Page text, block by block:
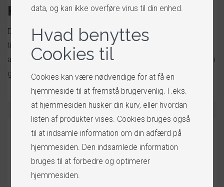
Hjemmeside med shop
Din hjemmeside får indbygget en shop med dine produkter
til salg. Hvert produkt, du opretter, til salg på siden er med til
at give siden liv, flere sider indekseret på Google, og øger din
generelle synlighed i lokalområdet.
Dine
produkter
data, og kan ikke overføre virus til din enhed.
Hvad benyttes
Cookies til
Cookies kan være nødvendige for at få en
hjemmeside til at fremstå brugervenlig. F.eks.
at hjemmesiden husker din kurv, eller hvordan
listen af produkter vises. Cookies bruges også
til at indsamle information om din adfærd på
hjemmesiden. Den indsamlede information
bruges til at forbedre og optimerer
hjemmesiden.